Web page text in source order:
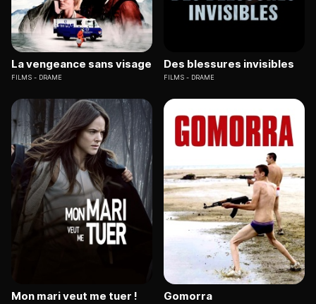
La vengeance sans visage
FILMS DRAME
Des blessures invisibles
FILMS DRAME
Mon mari veut me tuer ! Gomorra